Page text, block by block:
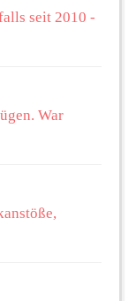
seit 2010 -
War